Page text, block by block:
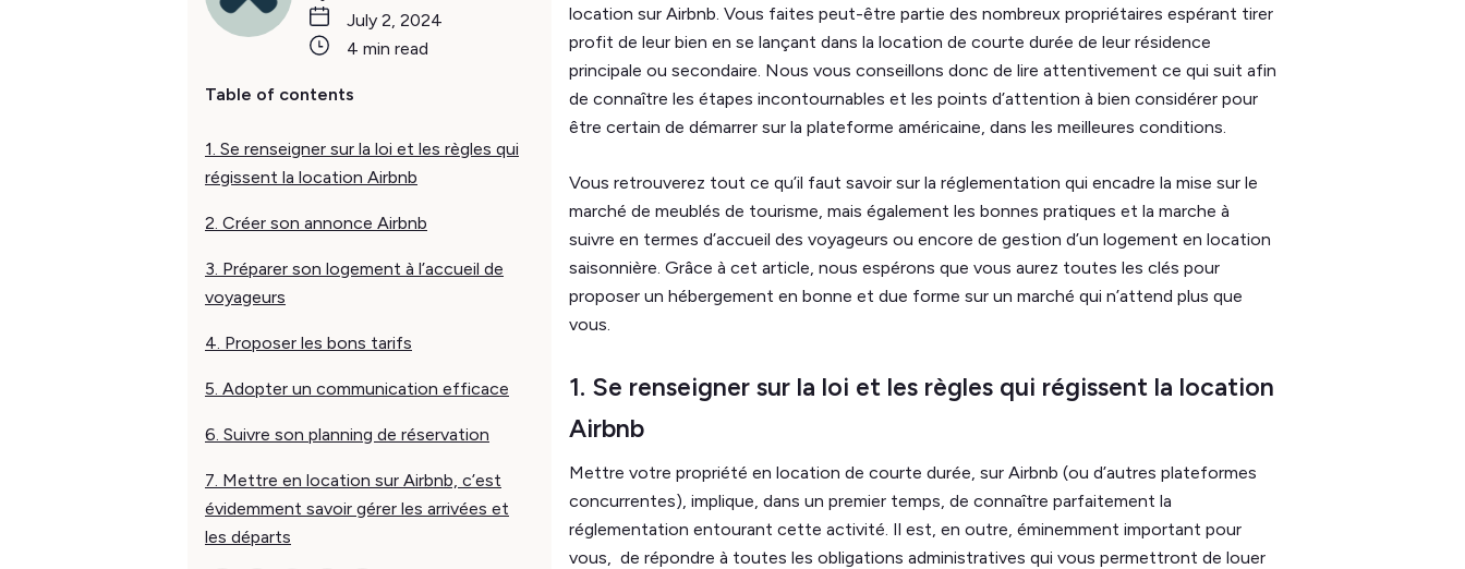
July 2, 2024
4 min read
Table of contents
1. Se renseigner sur la loi et les règles qui
régissent la location Airbnb
2. Créer son annonce Airbnb
3. Préparer son logement à l’accueil de
voyageurs
4. Proposer les bons tarifs
5. Adopter un communication efficace
6. Suivre son planning de réservation
7. Mettre en location sur Airbnb, c’est
évidemment savoir gérer les arrivées et
les départs
location sur Airbnb. Vous faites peut-être partie des nombreux propriétaires espérant tirer
profit de leur bien en se lançant dans la location de courte durée de leur résidence
principale ou secondaire. Nous vous conseillons donc de lire attentivement ce qui suit afin
de connaître les étapes incontournables et les points d’attention à bien considérer pour
être certain de démarrer sur la plateforme américaine, dans les meilleures conditions.
Vous retrouverez tout ce qu’il faut savoir sur la réglementation qui encadre la mise sur le
marché de meublés de tourisme, mais également les bonnes pratiques et la marche à
suivre en termes d’accueil des voyageurs ou encore de gestion d’un logement en location
saisonnière. Grâce à cet article, nous espérons que vous aurez toutes les clés pour
proposer un hébergement en bonne et due forme sur un marché qui n’attend plus que
vous.
1. Se renseigner sur la loi et les règles qui régissent la location
Airbnb
Mettre votre propriété en location de courte durée, sur Airbnb (ou d’autres plateformes
concurrentes), implique, dans un premier temps, de connaître parfaitement la
réglementation entourant cette activité. Il est, en outre, éminemment important pour
vous, de répondre à toutes les obligations administratives qui vous permettront de louer